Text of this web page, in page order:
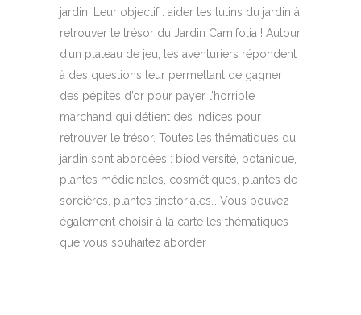
jardin. Leur objectif : aider les lutins du jardin à
retrouver le trésor du Jardin Camifolia ! Autour
d’un plateau de jeu, les aventuriers répondent
à des questions leur permettant de gagner
des pépites d’or pour payer l’horrible
marchand qui détient des indices pour
retrouver le trésor. Toutes les thématiques du
jardin sont abordées : biodiversité, botanique,
plantes médicinales, cosmétiques, plantes de
sorcières, plantes tinctoriales… Vous pouvez
également choisir à la carte les thématiques
que vous souhaitez aborder